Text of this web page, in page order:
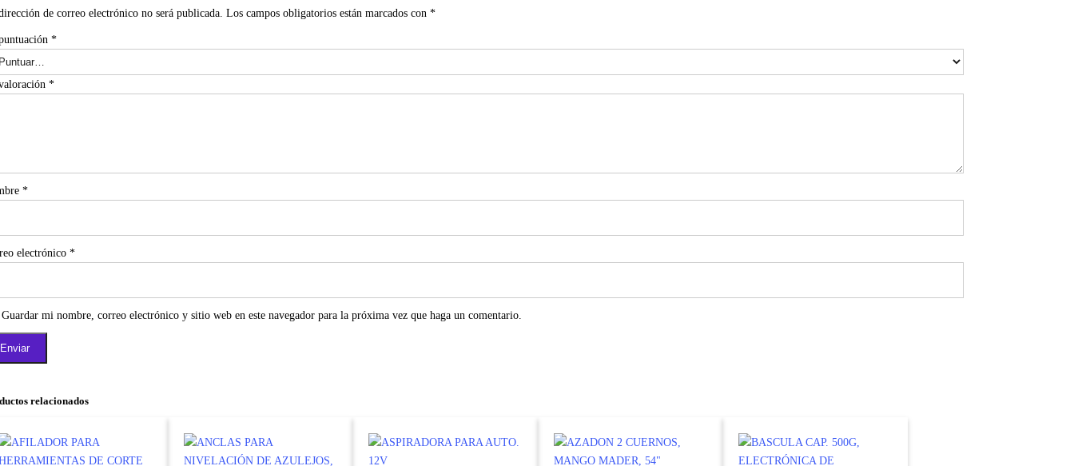
de correo electrónico no será publicada. Los campos obligatorios están marcados con *
*
*
*
electrónico *
Guardar mi nombre, correo electrónico y sitio web en este navegador para la próxima vez que haga un comentario.
relacionados